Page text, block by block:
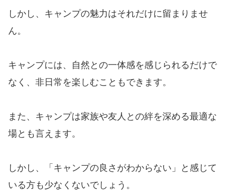
しかし、キャンプの魅力はそれだけに留まりませ
ん。
キャンプには、自然との一体感を感じられるだけで
なく、非日常を楽しむこともできます。
また、キャンプは家族や友人との絆を深める最適な
場とも言えます。
しかし、「キャンプの良さがわからない」と感じて
いる方も少なくないでしょう。